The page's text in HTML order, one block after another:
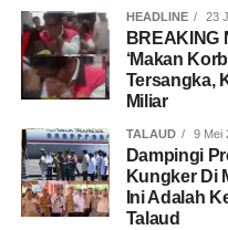
HEADLINE 23
‘Makan
Tersangka,
Miliar
TALAUD 9 Mei
Dampingi
Kungker Di
Ini Adalah
Talaud